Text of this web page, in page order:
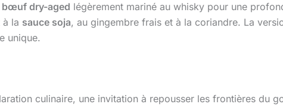
bœuf dry-aged légèrement mariné au whisky pour une
à la sauce soja, au gingembre frais et à la coriandre. La
unique.
culinaire, une invitation à repousser les frontières du